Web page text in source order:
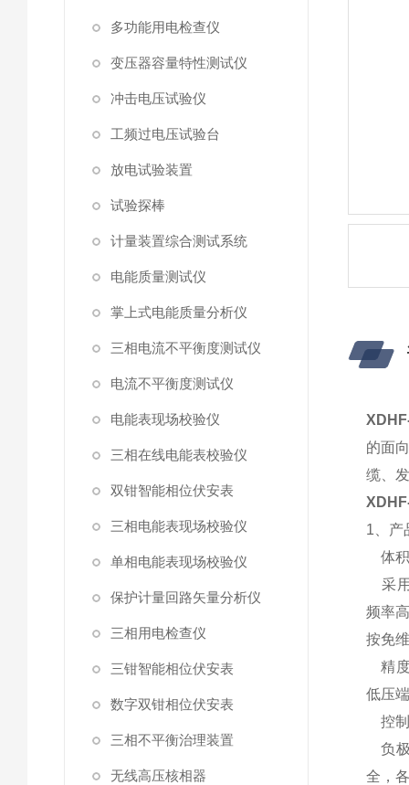
多功能用电检查仪
变压器容量特性测试仪
冲击电压试验仪
工频过电压试验台
放电试验装置
试验探棒
计量装置综合测试系统
电能质量测试仪
掌上式电能质量分析仪
三相电流不平衡度测试仪
电流不平衡度测试仪
电能表现场校验仪
三相在线电能表校验仪
双钳智能相位伏安表
三相电能表现场校验仪
单相电能表现场校验仪
保护计量回路矢量分析仪
三相用电检查仪
三钳智能相位伏安表
数字双钳相位伏安表
三相不平衡治理装置
无线高压核相器
的面
缆、
1、产
体积
采用
频率
按免
精度
低压
控制
负极
全，